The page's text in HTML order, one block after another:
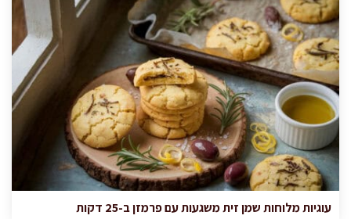
עוגיות מלוחות שמן זית משגעות עם פרמזן ב-25 דקות